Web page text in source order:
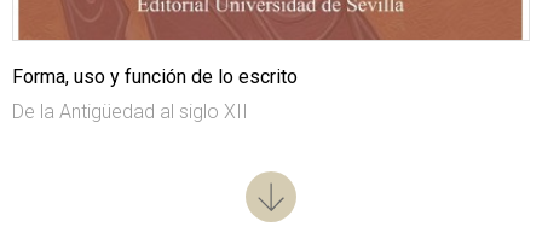
Forma, uso y función de lo escrito
De la Antigüedad al siglo XII